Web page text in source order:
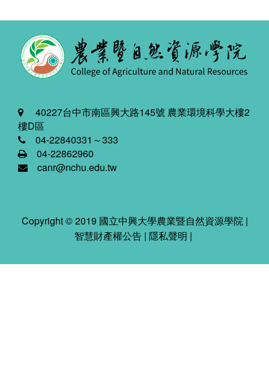
40227台中市南區興大路145號 農業環境科學大樓2
樓D區
04-22840331～333
04-22862960
canr@nchu.edu.tw
Copyright © 2019 國立中興大學農業暨自然資源學院 |
智慧財產權公告 | 隱私聲明 |